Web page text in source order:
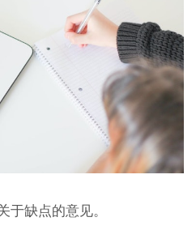
缺点的意见。